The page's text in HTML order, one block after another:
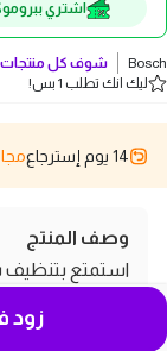
اشتري
Bosch شوف كل منتجات
ليك انك تطلب 1 بس!
14 يوم إسترجاع
وصف المنتج
استمتع
زود